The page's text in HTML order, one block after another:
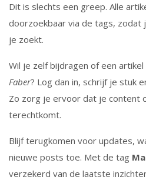
Dit is slechts een greep. Alle
doorzoekbaar via de tags, zodat
je zoekt.
Wil je zelf bijdragen of een
Faber? Log dan in, schrijf je stuk
Zo zorg je ervoor dat je content
terechtkomt.
Blijf terugkomen voor updates,
nieuwe posts toe. Met de tag
verzekerd van de laatste